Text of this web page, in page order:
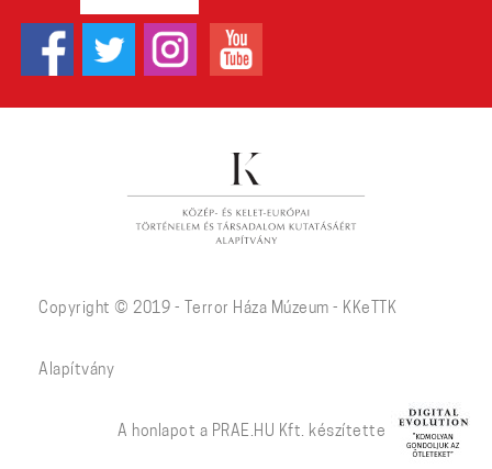
Copyright © 2019 - Terror Háza Múzeum - KKeTTK
Alapítvány
A honlapot a PRAE.HU Kft. készítette